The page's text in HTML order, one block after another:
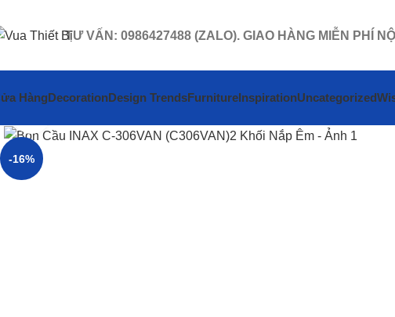
TƯ VẤN: 0986427488 (ZALO). GIAO HÀNG MIỄN PHÍ
HàngDecorationDesign TrendsFurnitureInspirationUncategorized
-16%